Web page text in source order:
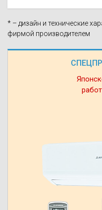
* – дизайн и технические
фирмой производителем